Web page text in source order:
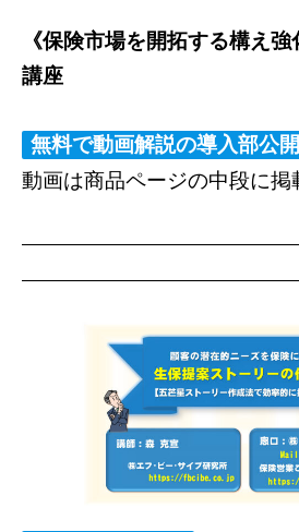
《保険市場を開拓する構え
講座
無料で動画解説の導入部公
動画は商品ページの中段に掲